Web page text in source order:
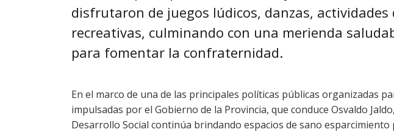
disfrutaron de juegos lúdicos, danzas, actividades
recreativas, culminando con una merienda
para fomentar la confraternidad.
En el marco de una de las principales políticas públicas organizadas
impulsadas por el Gobierno de la Provincia, que conduce Osvaldo
Desarrollo Social continúa brindando espacios de sano